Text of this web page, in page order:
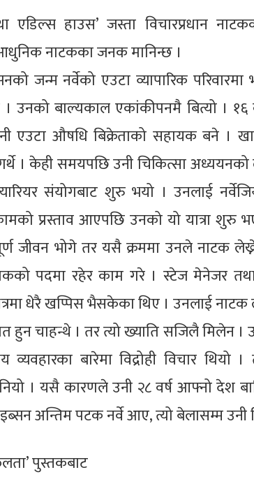
एडिल्स हाउस’ जस्ता विचारप्रधान
नाटकका जनक मानिन्छ ।
जन्म नर्वेको एउटा व्यापारिक
। उनको बाल्यकाल एकांकीपनमै बित्यो ।
एउटा औषधि बिक्रेताको सहायक बने ।
। केही समयपछि उनी चिकित्सा
संयोगबाट शुरु भयो । उनलाई
प्रस्ताव आएपछि उनको यो यात्रा शुरु
जीवन भोगे तर यसै क्रममा उनले नाटक
पदमा रहेर काम गरे । स्टेज मेनेजर
धेरै खप्पिस भैसकेका थिए । उनलाई नाटक
हुन चाहन्थे । तर त्यो ख्याति सजिलै मिलेन ।
व्यवहारका बारेमा विद्रोही विचार थियो
। यसै कारणले उनी २८ वर्ष आफ्नो देश
अन्तिम पटक नर्वे आए, त्यो बेलासम्म उनी
पुस्तकबाट